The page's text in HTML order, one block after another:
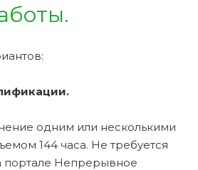
одним или несколькими
144 часа. Не требуется
портале Непрерывное